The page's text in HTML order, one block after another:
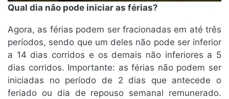
Qual dia não pode iniciar as férias?
Agora, as férias podem ser fracionadas em até três
períodos, sendo que um deles não pode ser inferior
a 14 dias corridos e os demais não inferiores a 5
dias corridos. Importante: as férias não podem ser
iniciadas no período de 2 dias que antecede o
feriado ou dia de repouso semanal remunerado.